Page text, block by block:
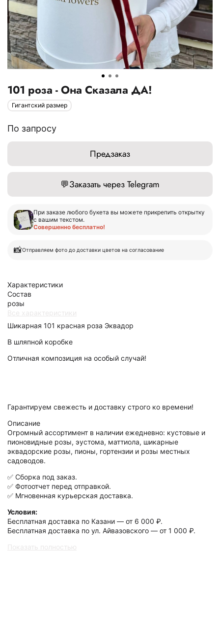
101 роза - Она Сказала ДА!
Гигантский размер
По запросу
Предзаказ
💬Заказать через Telegram
При заказе любого букета вы можете прикрепить открытку
с вашим текстом.
Совершенно бесплатно!
📸Отправляем фото до доставки цветов на согласование
Характеристики
Состав
розы
Все характеристики
Шикарная 101 красная роза Эквадор
В шляпной коробке
Отличная композиция на особый случай!
Гарантируем свежесть и доставку строго ко времени!
Описание
Огромный ассортимент в наличии ежедневно: кустовые и
пионовидные розы, эустома, маттиола, шикарные
эквадорские розы, пионы, гортензии и розы местных
садоводов.
✅ Сборка под заказ.
✅ Фотоотчет перед отправкой.
✅ Мгновенная курьерская доставка.
Условия:
Бесплатная доставка по Казани — от 6 000 ₽.
Бесплатная доставка по ул. Айвазовского — от 1 000 ₽.
Показать полностью